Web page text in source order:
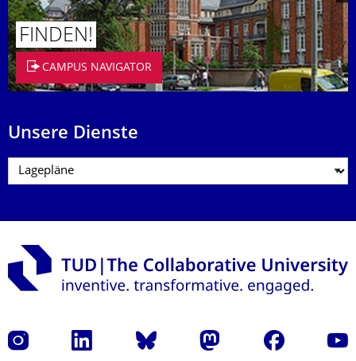
FINDEN!
CAMPUS NAVIGATOR
Unsere Dienste
Instagram LinkedIn Bluesky Mastodon Facebook